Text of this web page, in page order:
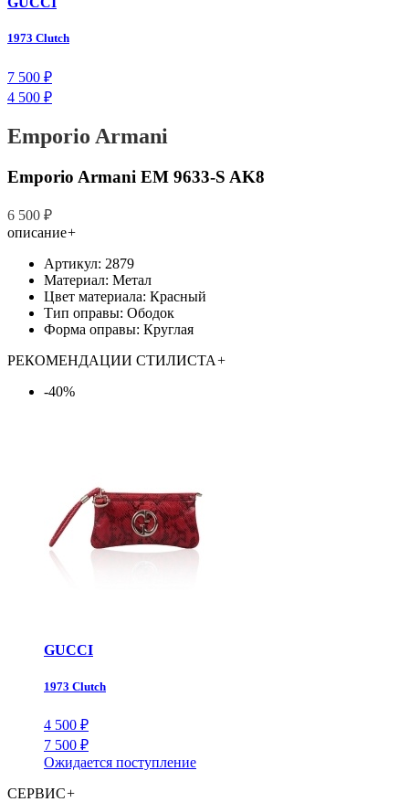
1973 Clutch
7 500 ₽
4 500 ₽
Emporio Armani
Emporio Armani EM 9633-S AK8
6 500 ₽
описание+
Артикул: 2879
Материал: Метал
Цвет материала: Красный
Тип оправы: Ободок
Форма оправы: Круглая
РЕКОМЕНДАЦИИ СТИЛИСТА+
-40%
GUCCI
1973 Clutch
4 500 ₽
7 500 ₽
Ожидается поступление
СЕРВИС+